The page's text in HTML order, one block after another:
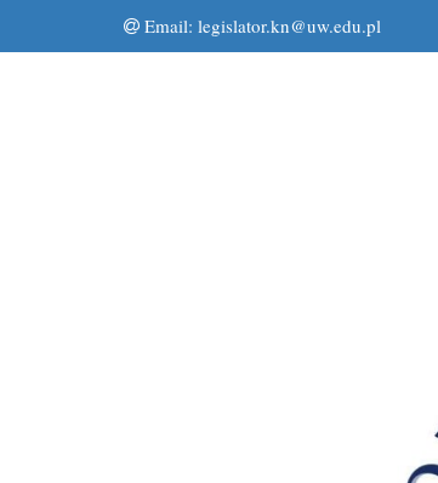
Email: legislator.kn@uw.edu.pl